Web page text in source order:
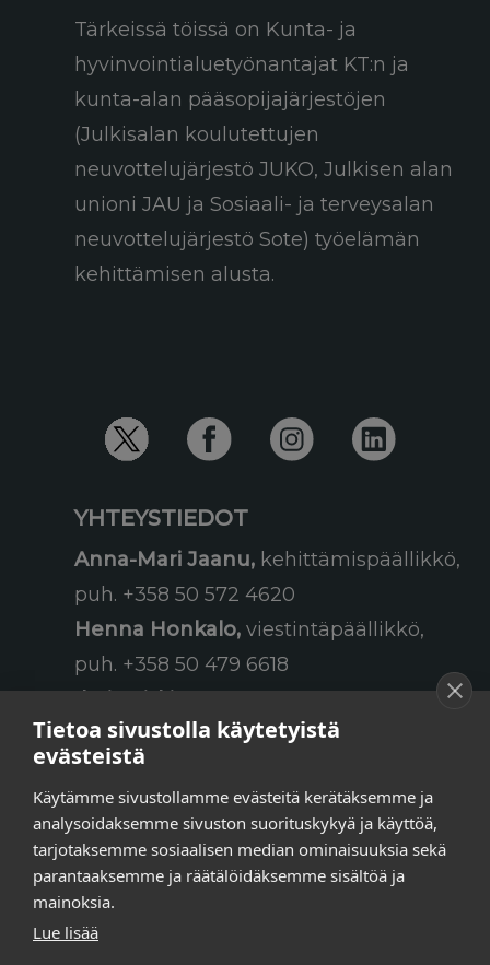
Tärkeissä töissä on Kunta- ja
hyvinvointialuetyönantajat KT:n ja
kunta-alan pääsopijajärjestöjen
(Julkisalan koulutettujen
neuvottelujärjestö JUKO, Julkisen alan
unioni JAU ja Sosiaali- ja terveysalan
neuvottelujärjestö Sote) työelämän
kehittämisen alusta.
YHTEYSTIEDOT
Anna-Mari Jaanu, kehittämispäällikkö,
puh. +358 50 572 4620
Henna Honkalo, viestintäpäällikkö,
puh. +358 50 479 6618
tapahtumakoordinaattori,
puh. +358 45 130 3832
Susanna Laasio, sihteeri,
puh. +358 50 590 4619
tarkeissatoissa[a]kt.fi
Tietoa sivustolla käytetyistä
evästeistä
Käytämme sivustollamme evästeitä kerätäksemme ja
analysoidaksemme sivuston suorituskykyä ja käyttöä,
tarjotaksemme sosiaalisen median ominaisuuksia sekä
parantaaksemme ja räätälöidäksemme sisältöä ja
mainoksia.
Lue lisää